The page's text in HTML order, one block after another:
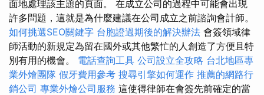
面地處理該主題的頁面。 在成立公司的過程中可能會出現
許多問題，這就是為什麼建議在公司成立之前諮詢會計師。
如何挑選SEO關鍵字 台胞證過期後的解決辦法 會簽領域律
師活動的新規定為留在國外或其他繁忙的人創造了方便且特
別有用的機會。 電話查詢工具 公司設立全攻略 台北地區專
業外燴團隊 假牙費用參考 搜尋引擎如何運作 推薦的網路行
銷公司 專業外燴公司服務 這使得律師在會簽先前確定的當